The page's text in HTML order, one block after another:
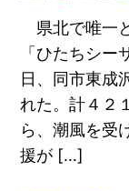
県北で唯一
「ひたちシー
日、同市東成
れた。計４２
ら、潮風を受
援が […]